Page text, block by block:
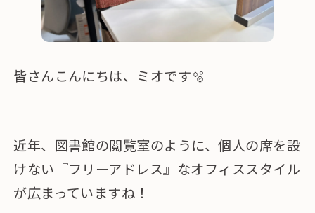
皆さんこんにちは、ミオです🫧
近年、図書館の閲覧室のように、個人の席を設
けない『フリーアドレス』なオフィススタイル
が広まっていますね！